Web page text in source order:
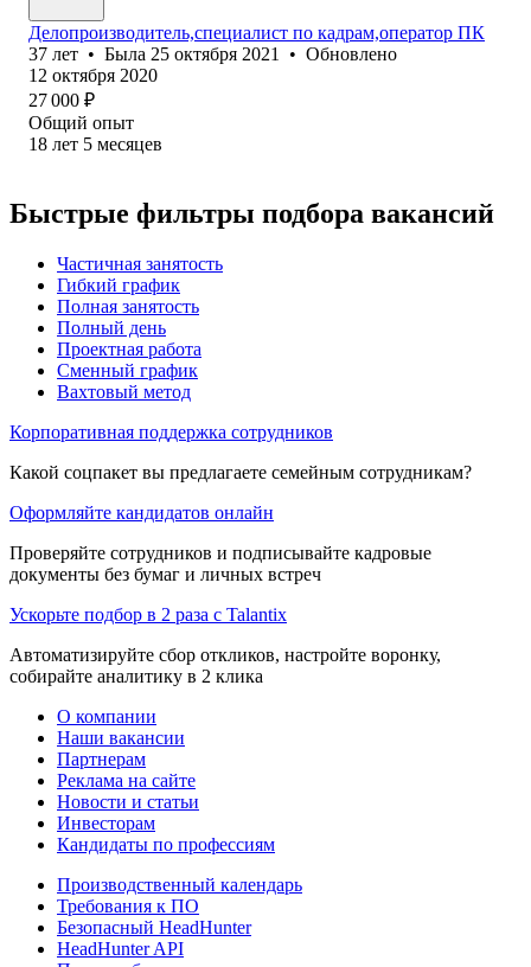
Делопроизводитель,специалист по кадрам,оператор ПК
37 лет • Была 25 октября 2021 • Обновлено
12 октября 2020
27 000 ₽
Общий опыт
18 лет 5 месяцев
Быстрые фильтры подбора вакансий
Частичная занятость
Гибкий график
Полная занятость
Полный день
Проектная работа
Сменный график
Вахтовый метод
Корпоративная поддержка сотрудников
Какой соцпакет вы предлагаете семейным сотрудникам?
Оформляйте кандидатов онлайн
Проверяйте сотрудников и подписывайте кадровые
документы без бумаг и личных встреч
Ускорьте подбор в 2 раза с Talantix
Автоматизируйте сбор откликов, настройте воронку,
собирайте аналитику в 2 клика
О компании
Наши вакансии
Партнерам
Реклама на сайте
Новости и статьи
Инвесторам
Кандидаты по профессиям
Производственный календарь
Требования к ПО
Безопасный HeadHunter
HeadHunter API